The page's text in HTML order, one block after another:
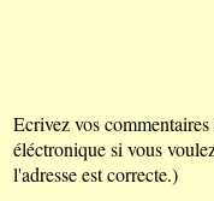
Ecrivez vos
éléctronique si vous
l'adresse est correcte.)